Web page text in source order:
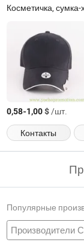
0,58-1,00$/шт.
Контакты
Популярные
Производители